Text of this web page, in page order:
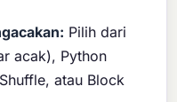
Pilih dari
acak), Python
atau Block